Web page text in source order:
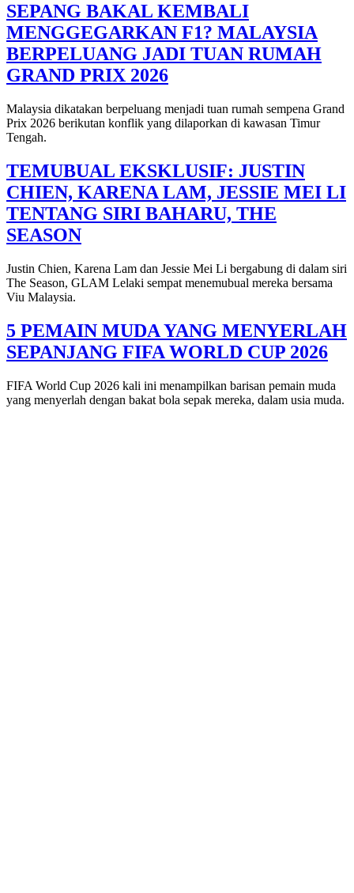
SEPANG BAKAL KEMBALI
MENGGEGARKAN F1? MALAYSIA
BERPELUANG JADI TUAN RUMAH
GRAND PRIX 2026
Malaysia dikatakan berpeluang menjadi tuan rumah sempena Grand
Prix 2026 berikutan konflik yang dilaporkan di kawasan Timur
Tengah.
TEMUBUAL EKSKLUSIF: JUSTIN
CHIEN, KARENA LAM, JESSIE MEI LI
TENTANG SIRI BAHARU, THE
SEASON
Justin Chien, Karena Lam dan Jessie Mei Li bergabung di dalam siri
The Season, GLAM Lelaki sempat menemubual mereka bersama
Viu Malaysia.
5 PEMAIN MUDA YANG MENYERLAH
SEPANJANG FIFA WORLD CUP 2026
FIFA World Cup 2026 kali ini menampilkan barisan pemain muda
yang menyerlah dengan bakat bola sepak mereka, dalam usia muda.